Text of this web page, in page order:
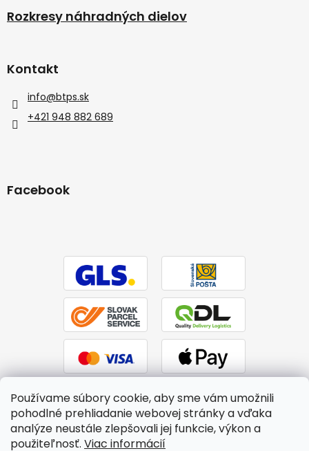
Používame súbory cookie, aby sme vám umožnili
pohodlné prehliadanie webovej stránky a vďaka
analýze neustále zlepšovali jej funkcie, výkon a
použiteľnosť. Viac informácií
Rozkresy náhradných dielov
Kontakt
info@btps.sk
+421 948 882 689
Facebook